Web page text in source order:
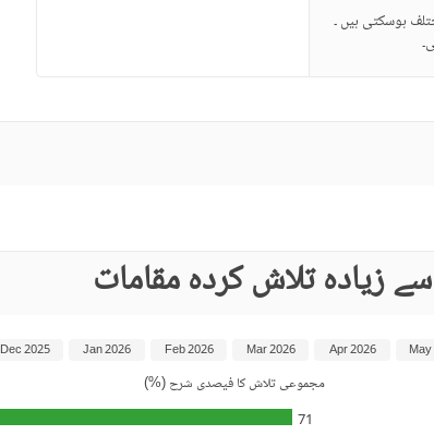
ہوسکتی ہیں ۔
تلاش کردہ مقامات
مجموعی تلاش کا فیصدی شرح (%)
71
Apr 2026
Mar 2026
Feb 2026
Jan 2026
Dec 2025